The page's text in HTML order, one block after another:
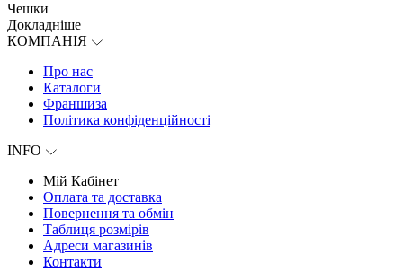
Чешки
Докладніше
КОМПАНІЯ
Про нас
Каталоги
Франшиза
Політика конфіденційності
INFO
Мій Кабінет
Оплата та доставка
Повернення та обмін
Таблиця розмірів
Адреси магазинів
Контакти